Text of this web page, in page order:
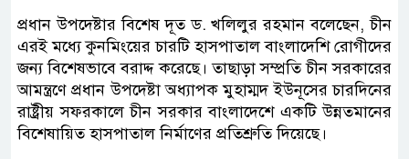
প্রধান উপদেষ্টার বিশেষ দূত ড. খলিলুর রহমান বলেছেন, চীন
এরই মধ্যে কুনমিংয়ের চারটি হাসপাতাল বাংলাদেশি রোগীদের
জন্য বিশেষভাবে বরাদ্দ করেছে। তাছাড়া সম্প্রতি চীন সরকারের
আমন্ত্রণে প্রধান উপদেষ্টা অধ্যাপক মুহাম্মদ ইউনূসের চারদিনের
রাষ্ট্রীয় সফরকালে চীন সরকার বাংলাদেশে একটি উন্নতমানের
বিশেষায়িত হাসপাতাল নির্মাণের প্রতিশ্রুতি দিয়েছে।